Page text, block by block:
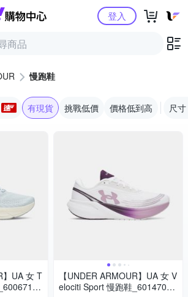
Yahoo購物中心登入
慢跑鞋
有現貨 挑戰低價 價格低到高 尺寸
】UA 女 T
【UNDER ARMOUR】UA 女 V
elociti Sport 慢跑鞋_6014709-